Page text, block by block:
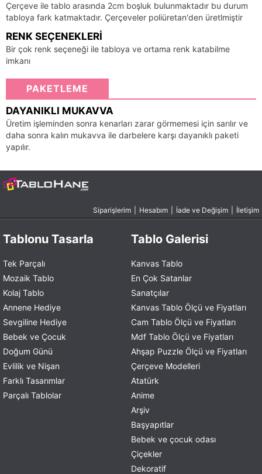
Çerçeve ile tablo arasında 2cm boşluk bulunmaktadır bu durum
tabloya fark katmaktadır. Çerçeveler poliüretan'den üretlmiştir
RENK SEÇENEKLERI
Bir çok renk seçeneği ile tabloya ve ortama renk katabilme
imkanı
PAKETLEME
DAYANIKLI MUKAVVA
Üretim işleminden sonra kenarları zarar görmemesi için sarılır ve
daha sonra kalın mukavva ile darbelere karşı dayanıklı paketi
yapılır.
Siparişlerim Hesabım İade ve Değişim İletişim
Tablonu Tasarla
Tek Parçalı
Mozaik Tablo
Kolaj Tablo
Annene Hediye
Sevgiline Hediye
Bebek ve Çocuk
Doğum Günü
Evlilik ve Nişan
Farklı Tasarımlar
Parçalı Tablolar
Tablo Galerisi
Kanvas Tablo
En Çok Satanlar
Sanatçılar
Kanvas Tablo Ölçü ve Fiyatları
Cam Tablo Ölçü ve Fiyatları
Mdf Tablo Ölçü ve Fiyatları
Ahşap Puzzle Ölçü ve Fiyatları
Çerçeve Modelleri
Atatürk
Anime
Arşiv
Başyapıtlar
Bebek ve çocuk odası
Çiçekler
Dekoratif